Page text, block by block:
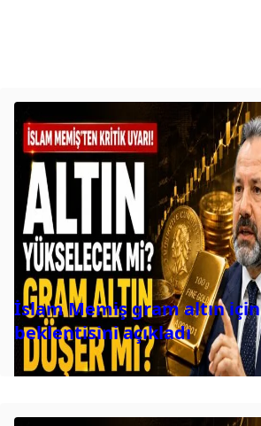
İslam Memiş gram altın için
beklentisini açıkladı